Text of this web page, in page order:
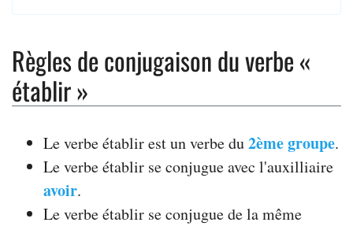
Règles de conjugaison du verbe «
établir »
Le verbe établir est un verbe du2ème groupe.
Le verbe établir se conjugue avec l'auxilliaire
avoir.
Le verbe établir se conjugue de la même